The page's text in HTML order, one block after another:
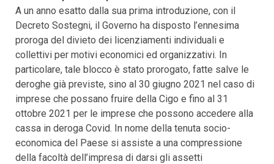
A un anno esatto dalla sua prima introduzione, con il
Decreto Sostegni, il Governo ha disposto l’ennesima
proroga del divieto dei licenziamenti individuali e
collettivi per motivi economici ed organizzativi. In
particolare, tale blocco è stato prorogato, fatte salve le
deroghe già previste, sino al 30 giugno 2021 nel caso di
imprese che possano fruire della Cigo e fino al 31
ottobre 2021 per le imprese che possono accedere alla
cassa in deroga Covid. In nome della tenuta socio-
economica del Paese si assiste a una compressione
della facoltà dell’impresa di darsi gli assetti